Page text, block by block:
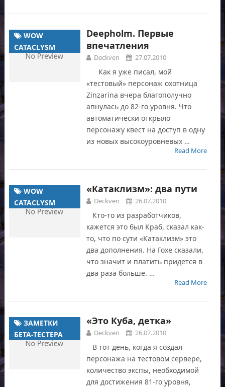
WOW
CATACLYSM
Deepholm. Первые
впечатления
Deckven 27.07.2010
Как я уже писал, мой
«тестовый» персонаж охотница
Zinzarina вчера благополучно
апнулась до 82-го уровня. Что
автоматически открыло
персонажу квест на доступ в одну
из новых высокоуровневых …
Read More
WOW
CATACLYSM
«Катаклизм»: два пути
Deckven 26.07.2010
Кто-то из разработчиков,
кажется это был Краб, сказал как-
то, что по сути «Катаклизм» это
два дополнения. На Гохе сказали,
что значит и платить придется в
два раза больше. …
Read More
ЗАМЕТКИ
БЕТА-ТЕСТЕРА
«Это Куба, детка»
Deckven 26.07.2010
В тот день, когда я создал
персонажа на тестовом сервере,
количество экспы, необходимой
для достижения 81-го уровня,